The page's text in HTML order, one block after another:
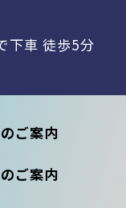
下車 徒歩5分
ご案内
ご案内